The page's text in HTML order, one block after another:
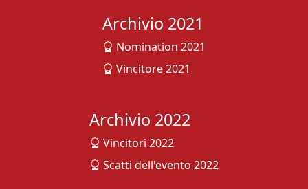
Archivio 2021
Nomination 2021
Vincitore 2021
Archivio 2022
Vincitori 2022
Scatti dell'evento 2022